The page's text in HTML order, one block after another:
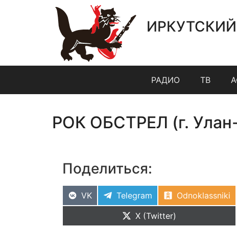
РАДИО ТВ
РОК ОБСТРЕЛ (г.
Поделиться:
VK Telegram
Odnoklassniki
X (Twitter)